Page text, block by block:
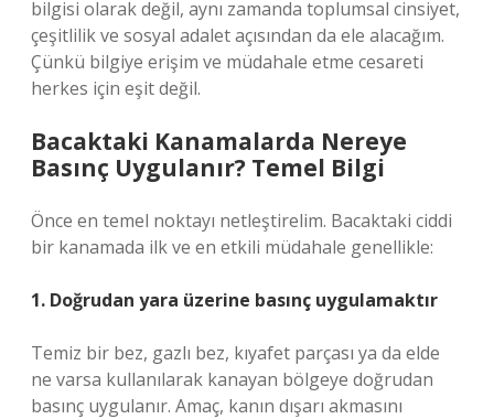
bilgisi olarak değil, aynı zamanda toplumsal cinsiyet,
çeşitlilik ve sosyal adalet açısından da ele alacağım.
Çünkü bilgiye erişim ve müdahale etme cesareti
herkes için eşit değil.
Bacaktaki Kanamalarda Nereye
Basınç Uygulanır? Temel Bilgi
Önce en temel noktayı netleştirelim. Bacaktaki ciddi
bir kanamada ilk ve en etkili müdahale genellikle:
1. Doğrudan yara üzerine basınç uygulamaktır
Temiz bir bez, gazlı bez, kıyafet parçası ya da elde
ne varsa kullanılarak kanayan bölgeye doğrudan
basınç uygulanır. Amaç, kanın dışarı akmasını